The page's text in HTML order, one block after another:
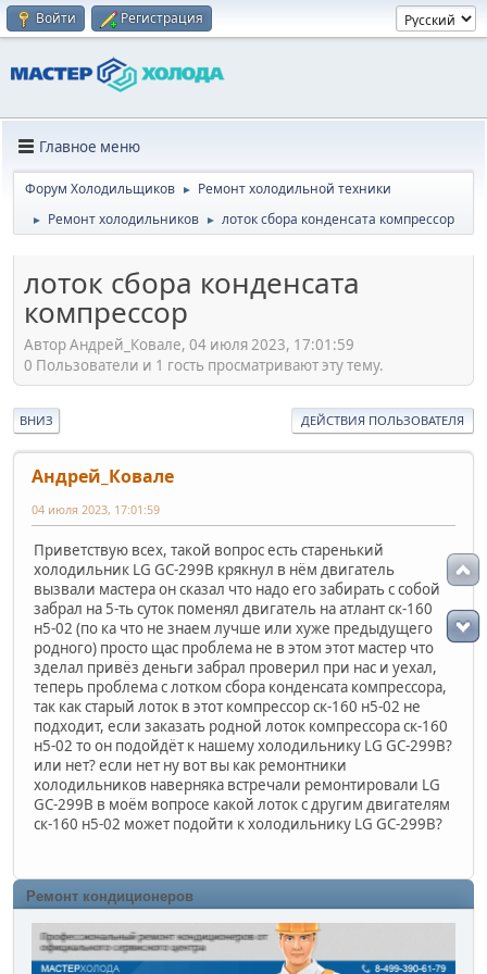
Войти Регистрация
Главное меню
Форум Холодильщиков ► Ремонт холодильной техники
► Ремонт холодильников ► лоток сбора конденсата компрессор
лоток сбора конденсата
компрессор
Автор Андрей_Ковале, 04 июля 2023, 17:01:59
0 Пользователи и 1 гость просматривают эту тему.
ВНИЗ ДЕЙСТВИЯ ПОЛЬЗОВАТЕЛЯ
Андрей_Ковале
04 июля 2023, 17:01:59
Приветствую всех, такой вопрос есть старенький
холодильник LG GC-299B крякнул в нём двигатель
вызвали мастера он сказал что надо его забирать с собой
забрал на 5-ть суток поменял двигатель на атлант ск-160
н5-02 (по ка что не знаем лучше или хуже предыдущего
родного) просто щас проблема не в этом этот мастер что
зделал привёз деньги забрал проверил при нас и уехал,
теперь проблема с лотком сбора конденсата компрессора,
так как старый лоток в этот компрессор ск-160 н5-02 не
подходит, если заказать родной лоток компрессора ск-160
н5-02 то он подойдёт к нашему холодильнику LG GC-299B?
или нет? если нет ну вот вы как ремонтники
холодильников наверняка встречали ремонтировали LG
GC-299B в моём вопросе какой лоток с другим двигателям
ск-160 н5-02 может подойти к холодильнику LG GC-299B?
Ремонт кондиционеров